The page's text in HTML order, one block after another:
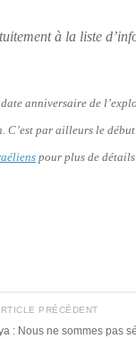
à la liste
anniversaire de
C’est par ailleurs le
pour plus de détails
PRÉCÉDENT
: Nous ne sommes pas